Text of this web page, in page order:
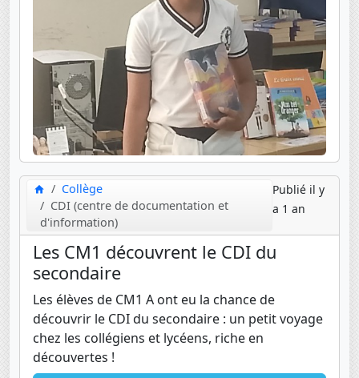
Collège
CDI (centre de documentation et
d'information)
Publié il y
a 1 an
Les CM1 découvrent le CDI du
secondaire
Les élèves de CM1 A ont eu la chance de
découvrir le CDI du secondaire : un petit voyage
chez les collégiens et lycéens, riche en
découvertes !